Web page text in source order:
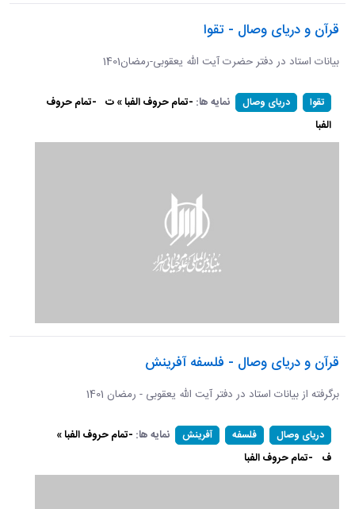
قرآن و دریای وصال - تقوا
بیانات استاد در دفتر حضرت آیت الله یعقوبی-رمضان1401
تقوا دریای وصال نمایه ها: -تمام حروف الفبا » ت -تمام حروف
الفبا
قرآن و دریای وصال - فلسفه آفرینش
برگرفته از بیانات استاد در دفتر آیت الله یعقوبی - رمضان 1401
دریای وصال فلسفه آفرینش نمایه ها: -تمام حروف الفبا »
ف -تمام حروف الفبا